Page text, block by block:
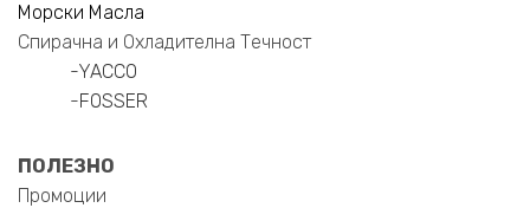
Морски Масла
Спирачна и Охладителна Течност
-YACCO
-FOSSER
ПОЛЕЗНО
Промоции